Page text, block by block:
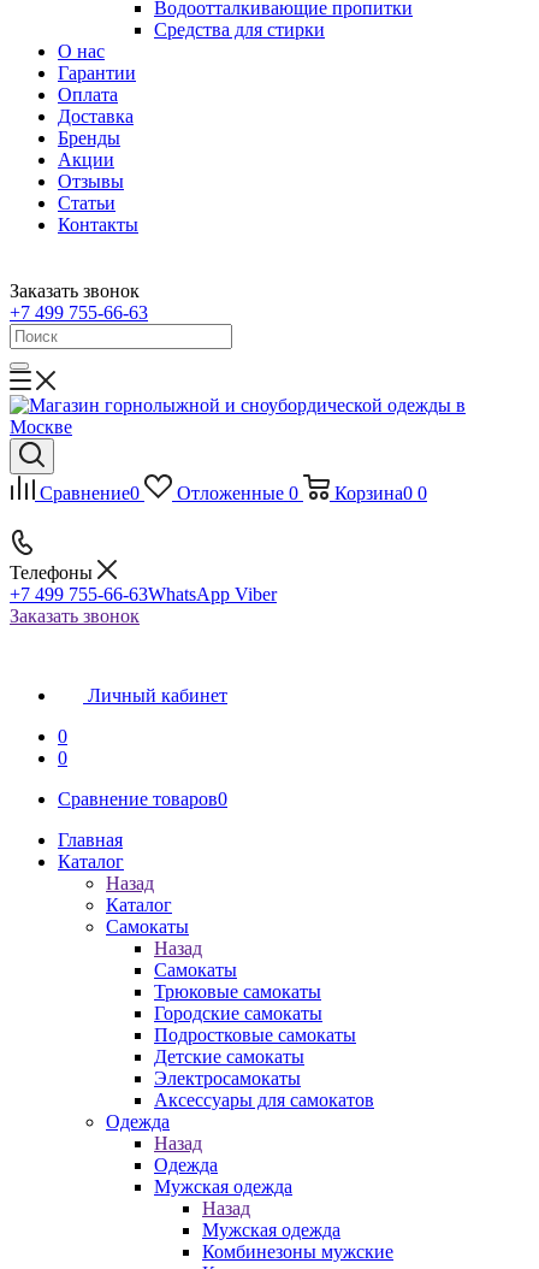
Водоотталкивающие пропитки
Средства для стирки
О нас
Гарантии
Оплата
Доставка
Бренды
Акции
Отзывы
Статьи
Контакты
Заказать звонок
+7 499 755-66-63
Сравнение0 Отложенные 0 Корзина0 0
Телефоны
+7 499 755-66-63WhatsApp Viber
Заказать звонок
Личный кабинет
0
0
Сравнение товаров0
Главная
Каталог
Назад
Каталог
Самокаты
Назад
Самокаты
Трюковые самокаты
Городские самокаты
Подростковые самокаты
Детские самокаты
Электросамокаты
Аксессуары для самокатов
Одежда
Назад
Одежда
Мужская одежда
Назад
Мужская одежда
Комбинезоны мужские